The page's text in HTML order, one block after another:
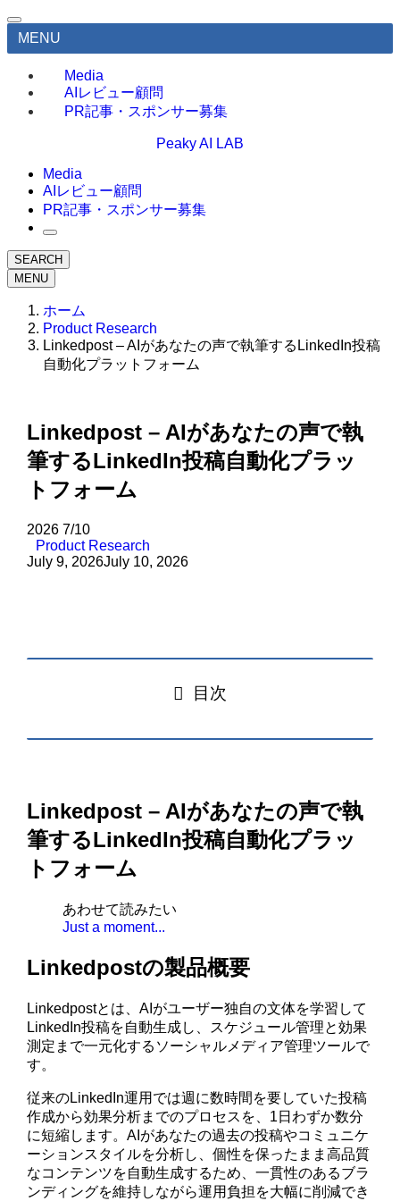
MENU
Media
AIレビュー顧問
PR記事・スポンサー募集
Peaky AI LAB
Media
AIレビュー顧問
PR記事・スポンサー募集
SEARCH
MENU
ホーム
Product Research
Linkedpost – AIがあなたの声で執筆するLinkedIn投稿
自動化プラットフォーム
Linkedpost – AIがあなたの声で執
筆するLinkedIn投稿自動化プラッ
トフォーム
2026 7/10
Product Research
July 9, 2026July 10, 2026
目次
Linkedpost – AIがあなたの声で執
筆するLinkedIn投稿自動化プラッ
トフォーム
あわせて読みたい
Just a moment...
Linkedpostの製品概要
Linkedpostとは、AIがユーザー独自の文体を学習して
LinkedIn投稿を自動生成し、スケジュール管理と効果
測定まで一元化するソーシャルメディア管理ツールで
す。
従来のLinkedIn運用では週に数時間を要していた投稿
作成から効果分析までのプロセスを、1日わずか数分
に短縮します。AIがあなたの過去の投稿やコミュニケ
ーションスタイルを分析し、個性を保ったまま高品質
なコンテンツを自動生成するため、一貫性のあるブラ
ンディングを維持しながら運用負担を大幅に削減でき